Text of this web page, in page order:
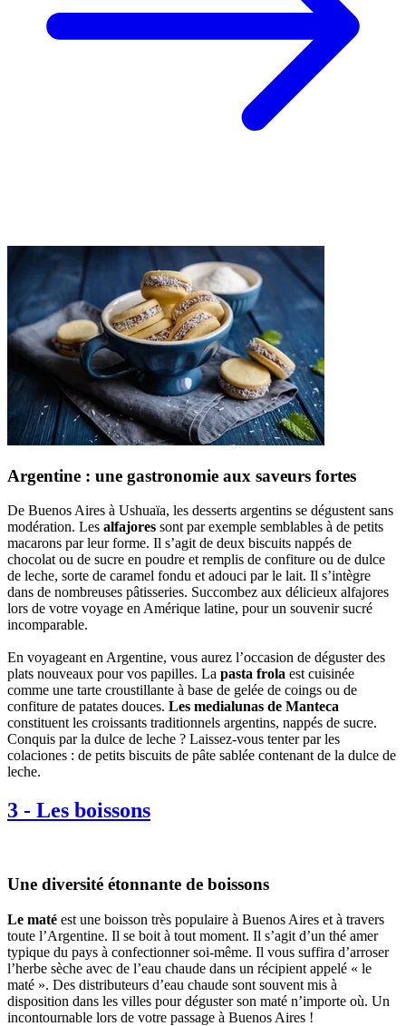
Argentine : une gastronomie aux saveurs fortes
De Buenos Aires à Ushuaïa, les desserts argentins se dégustent sans
modération. Les alfajores sont par exemple semblables à de petits
macarons par leur forme. Il s’agit de deux biscuits nappés de
chocolat ou de sucre en poudre et remplis de confiture ou de dulce
de leche, sorte de caramel fondu et adouci par le lait. Il s’intègre
dans de nombreuses pâtisseries. Succombez aux délicieux alfajores
lors de votre voyage en Amérique latine, pour un souvenir sucré
incomparable.
En voyageant en Argentine, vous aurez l’occasion de déguster des
plats nouveaux pour vos papilles. La pasta frola est cuisinée
comme une tarte croustillante à base de gelée de coings ou de
confiture de patates douces. Les medialunas de Manteca
constituent les croissants traditionnels argentins, nappés de sucre.
Conquis par la dulce de leche ? Laissez-vous tenter par les
colaciones : de petits biscuits de pâte sablée contenant de la dulce de
leche.
3 - Les boissons
Une diversité étonnante de boissons
Le maté est une boisson très populaire à Buenos Aires et à travers
toute l’Argentine. Il se boit à tout moment. Il s’agit d’un thé amer
typique du pays à confectionner soi-même. Il vous suffira d’arroser
l’herbe sèche avec de l’eau chaude dans un récipient appelé « le
maté ». Des distributeurs d’eau chaude sont souvent mis à
disposition dans les villes pour déguster son maté n’importe où. Un
incontournable lors de votre passage à Buenos Aires !